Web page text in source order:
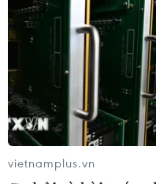
vietnamplus.vn